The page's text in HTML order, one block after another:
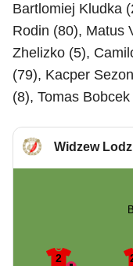
Bartlomiej Kludka
Rodin (80), Matus
Zhelizko (5),
(79), Kacper
(8), Tomas Bobcek
Widzew Lodz
2